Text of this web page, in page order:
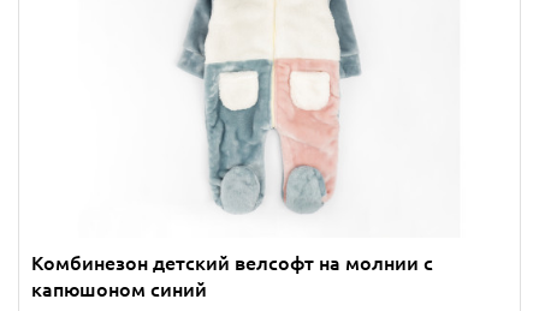
Комбинезон детский велсофт на молнии с
капюшоном синий